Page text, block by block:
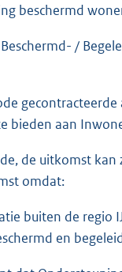
beschermd
/
bieden aan
de uitkomst
omdat:
buiten de regio
en